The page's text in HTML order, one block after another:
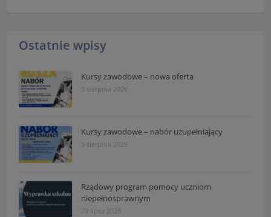
Ostatnie wpisy
Kursy zawodowe – nowa oferta
5 sierpnia 2026
Kursy zawodowe – nabór uzupełniający
5 sierpnia 2026
Rządowy program pomocy uczniom
niepełnosprawnym
29 lipca 2026